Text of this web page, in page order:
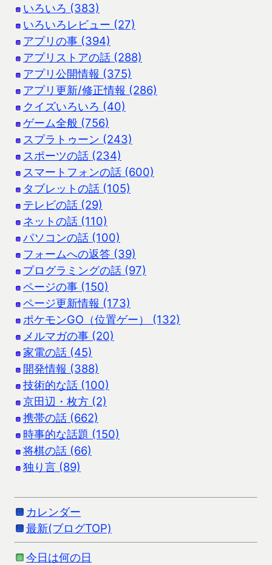
いろいろ (383)
いろいろレビュー (27)
アプリの事 (394)
アプリストアの話 (288)
アプリ公開情報 (375)
アプリ更新/修正情報 (286)
クイズいろいろ (40)
ゲーム全般 (756)
スプラトゥーン (243)
スポーツの話 (234)
スマートフォンの話 (600)
タブレットの話 (105)
テレビの話 (29)
ネットの話 (110)
パソコンの話 (100)
フォームへの返答 (39)
プログラミングの話 (97)
ページの事 (150)
ページ更新情報 (173)
ポケモンGO（位置ゲー） (132)
メルマガの事 (20)
家電の話 (45)
開発情報 (388)
技術的な話 (100)
京田辺・枚方 (2)
携帯の話 (662)
時事的な話題 (150)
将棋の話 (66)
独り言 (89)
カレンダー
最新(ブログTOP)
今日は何の日